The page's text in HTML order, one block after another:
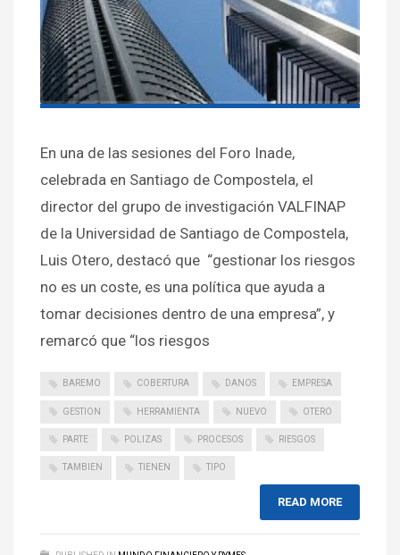
En una de las sesiones del Foro Inade,
celebrada en Santiago de Compostela, el
director del grupo de investigación VALFINAP
de la Universidad de Santiago de Compostela,
Luis Otero, destacó que “gestionar los riesgos
no es un coste, es una política que ayuda a
tomar decisiones dentro de una empresa”, y
remarcó que “los riesgos
BAREMO COBERTURA DANOS EMPRESA
GESTION HERRAMIENTA NUEVO OTERO
PARTE POLIZAS PROCESOS RIESGOS
TAMBIEN TIENEN TIPO
READ MORE